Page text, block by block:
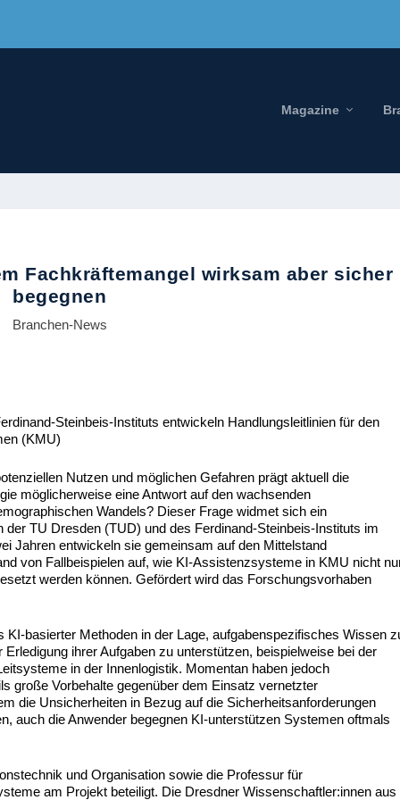
Magazine
Fachkräftemangel wirksam aber sicher
begegnen
Branchen-News
Steinbeis-Instituts entwickeln Handlungsleitlinien für den
(KMU)
Nutzen und möglichen Gefahren prägt aktuell die
möglicherweise eine Antwort auf den wachsenden
Wandels? Dieser Frage widmet sich ein
TU Dresden (TUD) und des Ferdinand-Steinbeis-Instituts im
Jahren entwickeln sie gemeinsam auf den Mittelstand
von Fallbeispielen auf, wie KI-Assistenzsysteme in KMU nicht
werden können. Gefördert wird das Forschungsvorhaben
basierter Methoden in der Lage, aufgabenspezifisches Wissen
ihrer Aufgaben zu unterstützen, beispielweise bei der
in der Innenlogistik. Momentan haben jedoch
große Vorbehalte gegenüber dem Einsatz vernetzter
die Unsicherheiten in Bezug auf die Sicherheitsanforderungen
auch die Anwender begegnen KI-unterstützen Systemen oftmals
und Organisation sowie die Professur für
am Projekt beteiligt. Die Dresdner Wissenschaftler:innen aus